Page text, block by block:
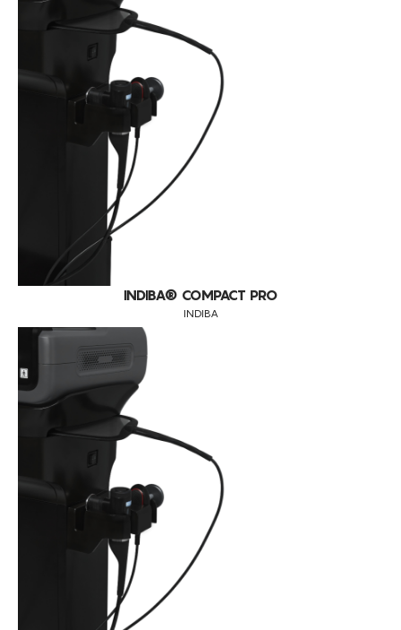
INDIBA® COMPACT PRO
INDIBA